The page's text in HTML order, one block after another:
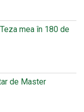
mea în 180 de
de Master